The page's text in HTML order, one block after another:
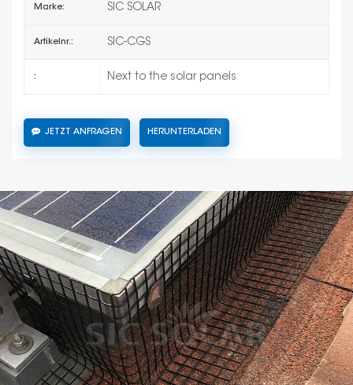
Marke: SIC SOLAR
Artikelnr.: SIC-CGS
: Next to the solar panels
JETZT ANFRAGEN HERUNTERLADEN